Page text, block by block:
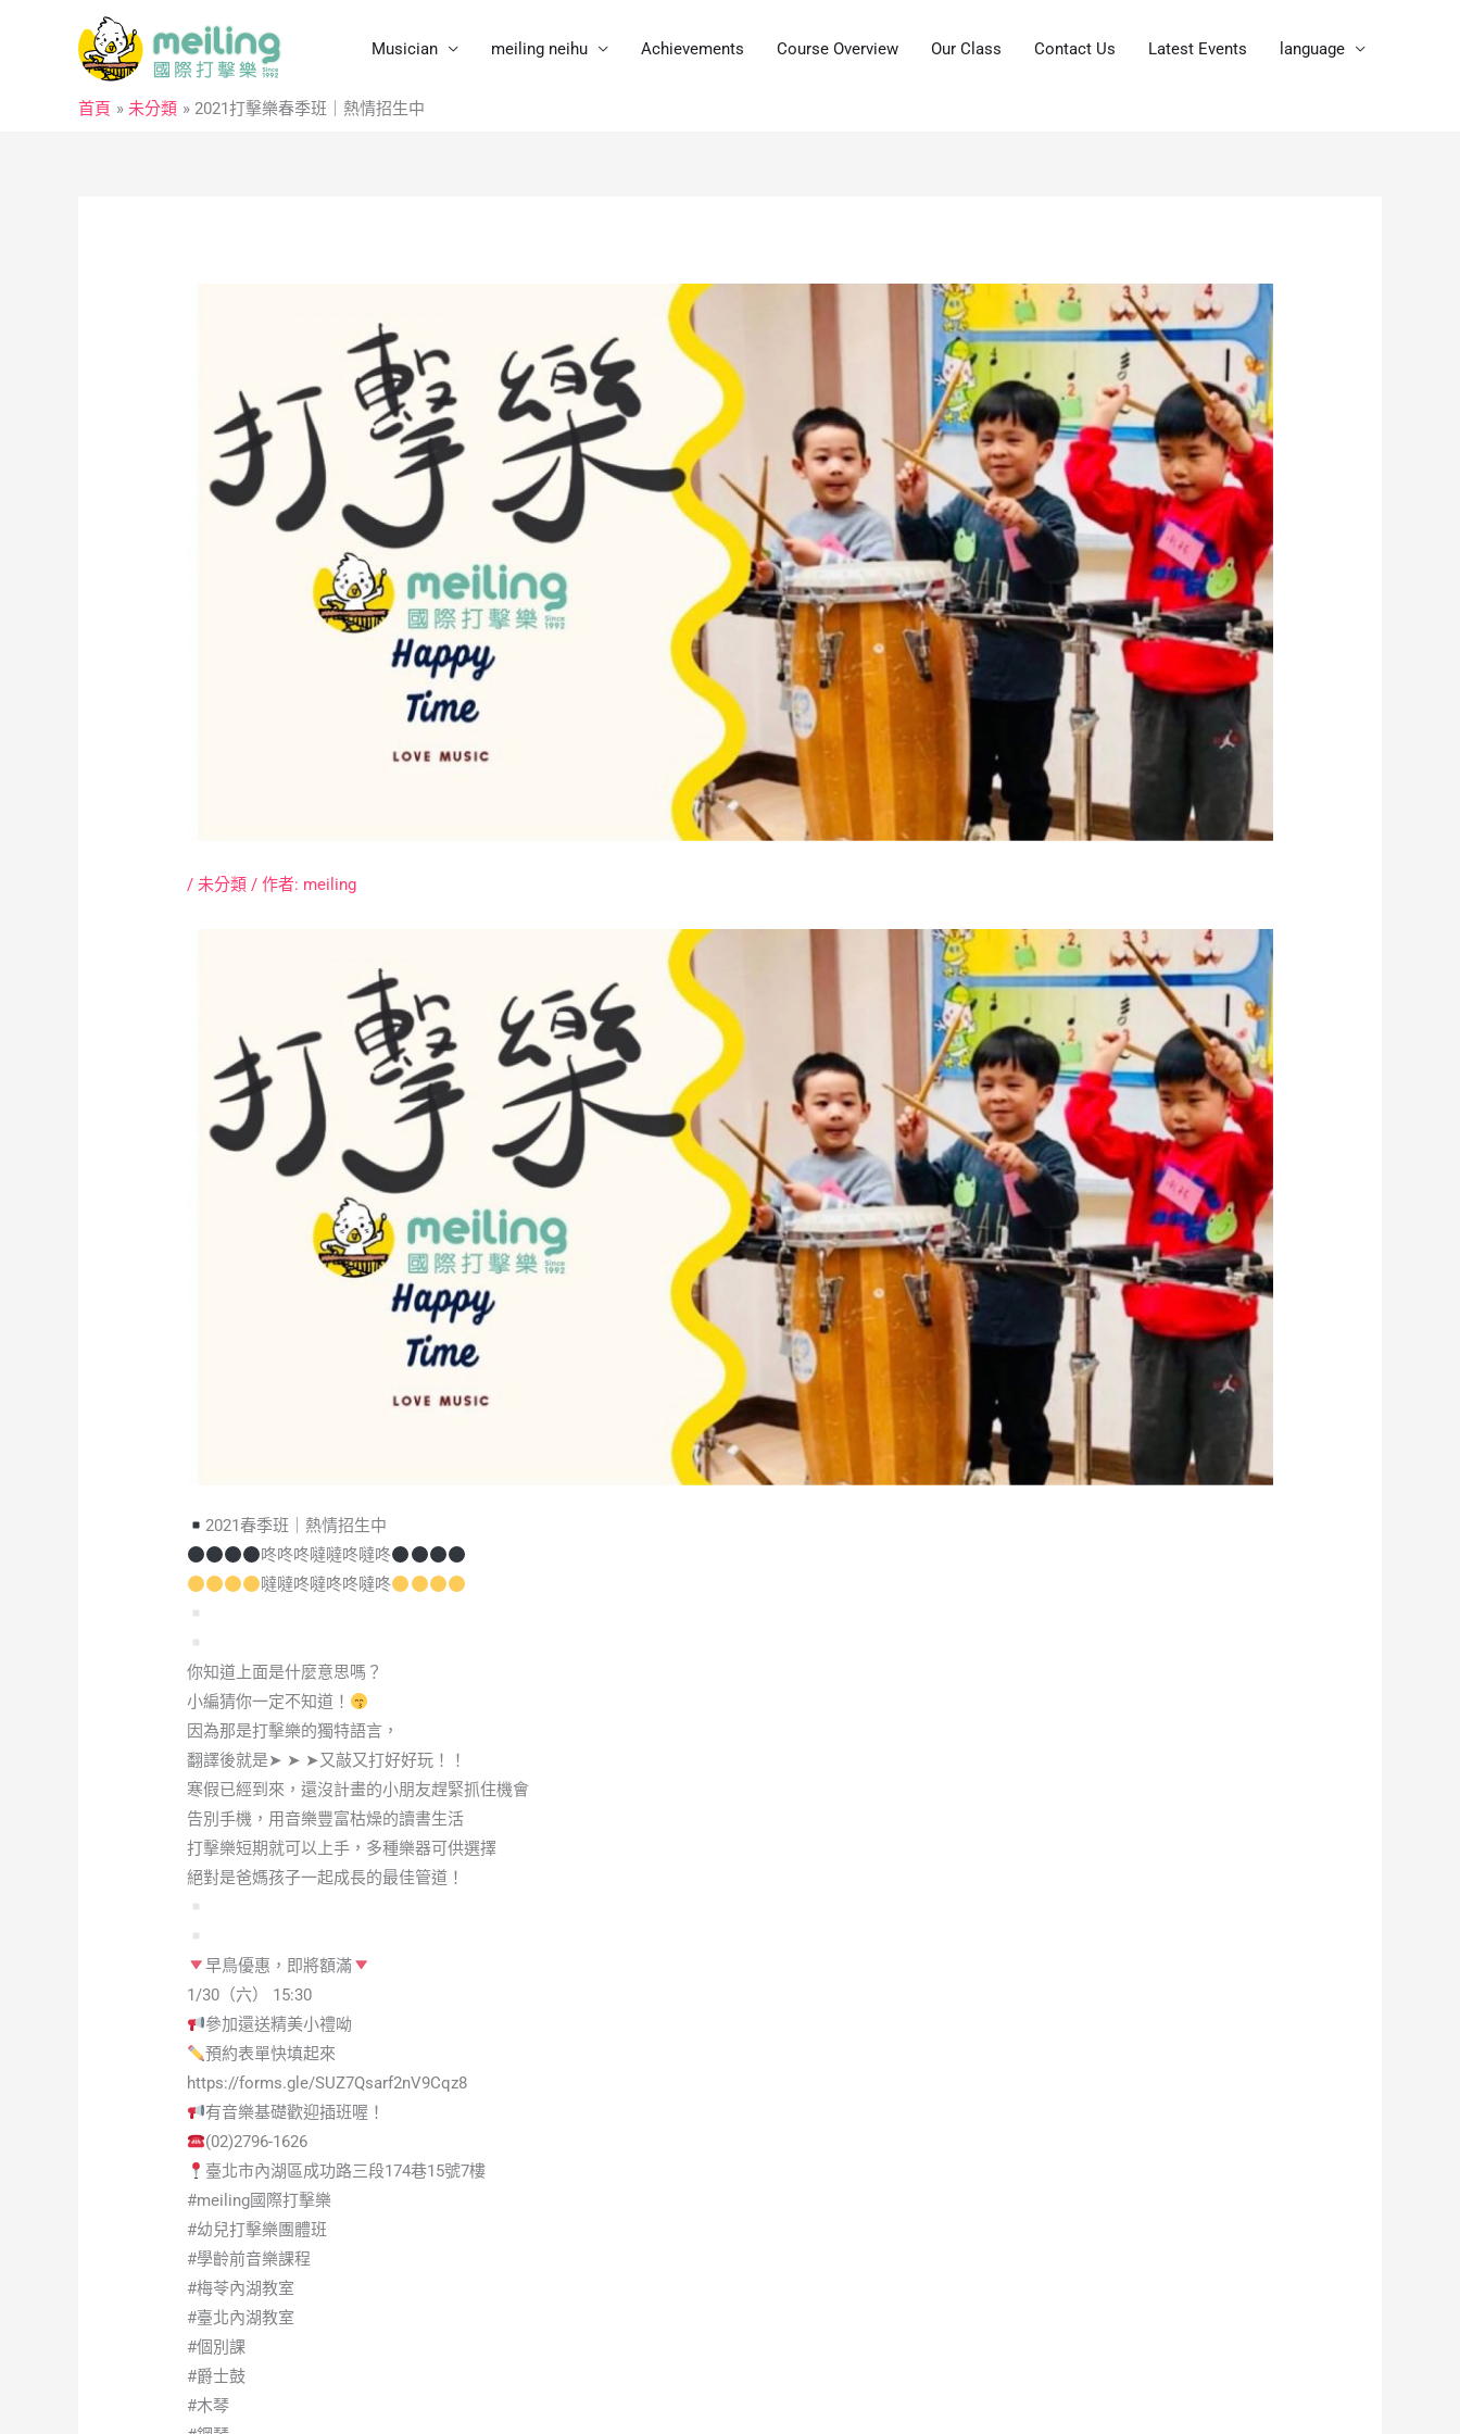
Musician meiling neihu Achievements Course Overview Our Class Contact Us Latest Events language
首頁 未分類 2021打擊樂春季班｜熱情招生中
/ 未分類 / 作者: meiling
2021春季班｜熱情招生中
咚咚咚噠噠咚噠咚
噠噠咚噠咚咚噠咚
你知道上面是什麼意思嗎？
小編猜你一定不知道！
因為那是打擊樂的獨特語言，
翻譯後就是➤ ➤ ➤又敲又打好好玩！！
寒假已經到來，還沒計畫的小朋友趕緊抓住機會
告別手機，用音樂豐富枯燥的讀書生活
打擊樂短期就可以上手，多種樂器可供選擇
絕對是爸媽孩子一起成長的最佳管道！
早鳥優惠，即將額滿
1/30（六） 15:30
參加還送精美小禮呦
預約表單快填起來
https://forms.gle/SUZ7Qsarf2nV9Cqz8
有音樂基礎歡迎插班喔！
(02)2796-1626
臺北市內湖區成功路三段174巷15號7樓
#meiling國際打擊樂
#幼兒打擊樂團體班
#學齡前音樂課程
#梅苓內湖教室
#臺北內湖教室
#個別課
#爵士鼓
#木琴